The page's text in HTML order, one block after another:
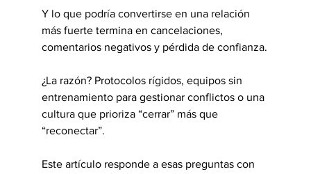
Y lo que podría convertirse en una relación
más fuerte termina en cancelaciones,
comentarios negativos y pérdida de confianza.
¿La razón? Protocolos rígidos, equipos sin
entrenamiento para gestionar conflictos o una
cultura que prioriza “cerrar” más que
“reconectar”.
Este artículo responde a esas preguntas con